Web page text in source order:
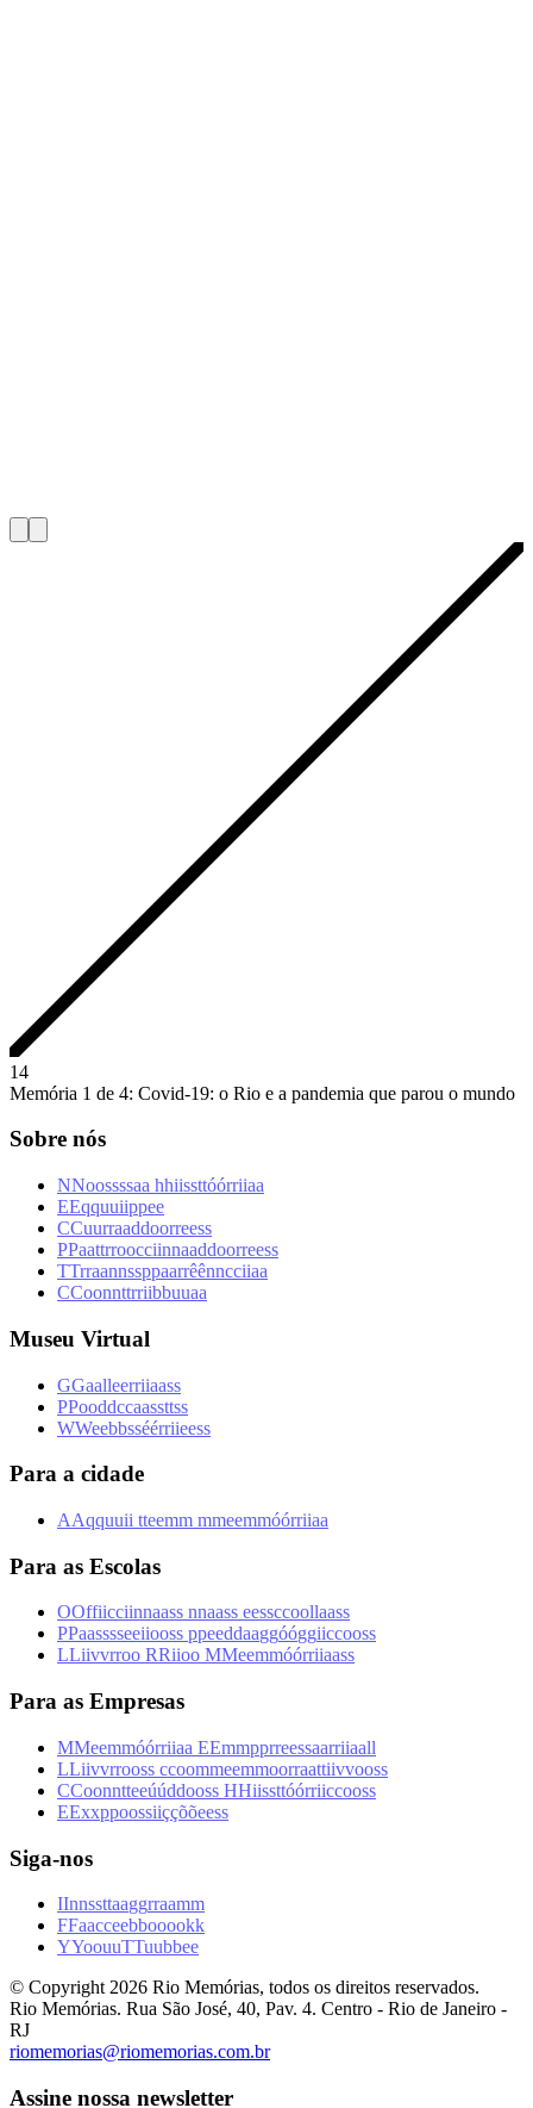
14
Memória 1 de 4: Covid-19: o Rio e a pandemia que parou o mundo
Sobre nós
NNoossssaa hhiissttóórriiaa
EEqquuiippee
CCuurraaddoorreess
PPaattrroocciinnaaddoorreess
TTrraannssppaarrêênncciiaa
CCoonnttrriibbuuaa
Museu Virtual
GGaalleerriiaass
PPooddccaassttss
WWeebbsséérriieess
Para a cidade
AAqquuii tteemm mmeemmóórriiaa
Para as Escolas
OOffiicciinnaass nnaass eessccoollaass
PPaasssseeiiooss ppeeddaaggóóggiiccooss
LLiivvrroo RRiioo MMeemmóórriiaass
Para as Empresas
MMeemmóórriiaa EEmmpprreessaarriiaall
LLiivvrrooss ccoommeemmoorraattiivvooss
CCoonntteeúúddooss HHiissttóórriiccooss
EExxppoossiiççõõeess
Siga-nos
IInnssttaaggrraamm
FFaacceebbooookk
YYoouuTTuubbee
© Copyright 2026 Rio Memórias, todos os direitos reservados.
Rio Memórias. Rua São José, 40, Pav. 4. Centro - Rio de Janeiro -
RJ
riomemorias@riomemorias.com.br
Assine nossa newsletter